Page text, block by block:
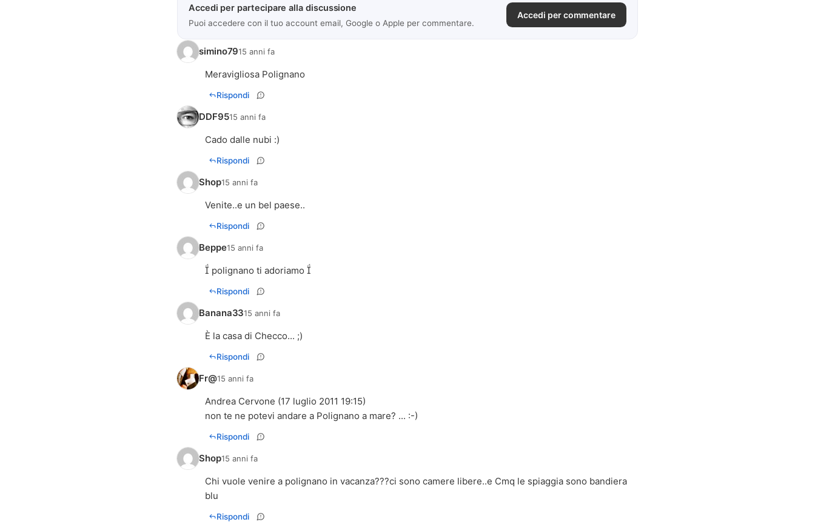
Accedi per partecipare alla discussione
Puoi accedere con il tuo account email, Google o Apple per commentare.
Accedi per commentare
simino7915 anni fa
Meravigliosa Polignano
Rispondi
DDF9515 anni fa
Cado dalle nubi :)
Rispondi
Shop15 anni fa
Venite..e un bel paese..
Rispondi
Beppe15 anni fa
 polignano ti adoriamo 
Rispondi
Banana3315 anni fa
È la casa di Checco... ;)
Rispondi
Fr@15 anni fa
Andrea Cervone (17 luglio 2011 19:15)
non te ne potevi andare a Polignano a mare? ... :-)
Rispondi
Shop15 anni fa
Chi vuole venire a polignano in vacanza???ci sono camere libere..e Cmq le spiaggia sono bandiera
blu
Rispondi